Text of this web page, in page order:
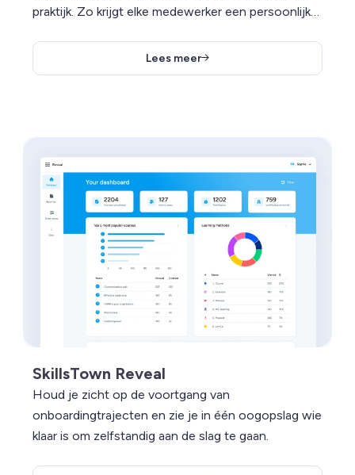
praktijk. Zo krijgt elke medewerker een persoonlijke
Lees meer
SkillsTown Reveal
Houd je zicht op de voortgang van
onboardingtrajecten en zie je in één oogopslag wie
klaar is om zelfstandig aan de slag te gaan.